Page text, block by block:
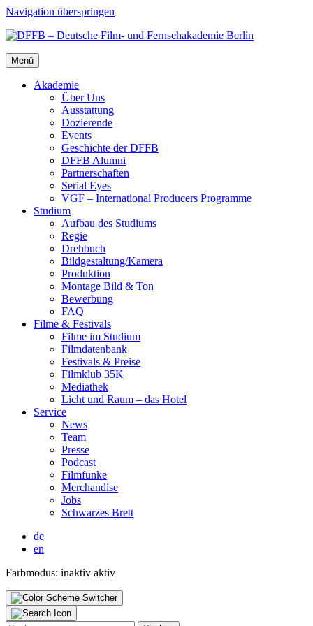
Navigation überspringen
Menü
Aka­de­mie
Über Uns
Aus­stat­tung
Dozie­ren­de
Events
Geschich­te der DFFB
DFFB Alum­ni
Part­ner­schaf­ten
Seri­al Eyes
VGF – Inter­na­tio­nal Pro­du­cers Pro­gram­me
Stu­di­um
Auf­bau des Stu­di­ums
Regie
Dreh­buch
Bildgestaltung/​​Kamera
Pro­duk­ti­on
Mon­ta­ge Bild & Ton
Bewer­bung
FAQ
Fil­me & Fes­ti­vals
Fil­me im Stu­di­um
Film­da­ten­bank
Fes­ti­vals & Prei­se
Film­klub 35K
Media­thek
Licht und Raum – das Hotel
Ser­vice
News
Team
Pres­se
Pod­cast
Film­fun­ke
Mer­chan­di­se
Jobs
Schwar­zes Brett
de
en
Farbmodus: inaktiv aktiv